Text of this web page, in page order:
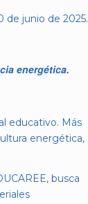
de junio de 2025.
energética.
educativo. Más
energética,
busca